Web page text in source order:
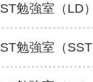
ST勉強室（LD）
ST勉強室（SST